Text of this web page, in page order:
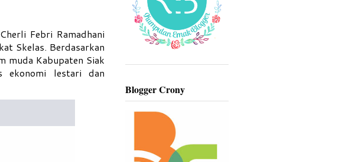
Febri Ramadhani
Skelas. Berdasarkan
muda Kabupaten Siak
ekonomi lestari dan
Blogger Crony